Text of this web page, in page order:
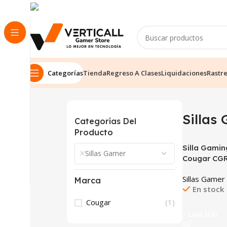
CategoríasTiendaRegreso A ClasesLiquidaciones
Inicio
Categorías Del
Producto
Sillas Gamer
Marca
Cougar (1)
Sillas
Silla
Cougar
Naranja,
base),
Sillas Gamer
En stock